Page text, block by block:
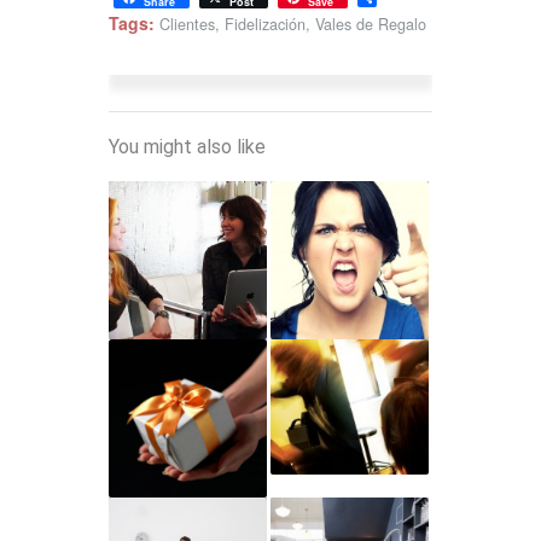
Tags: Clientes, Fidelización, Vales de Regalo
You might also like